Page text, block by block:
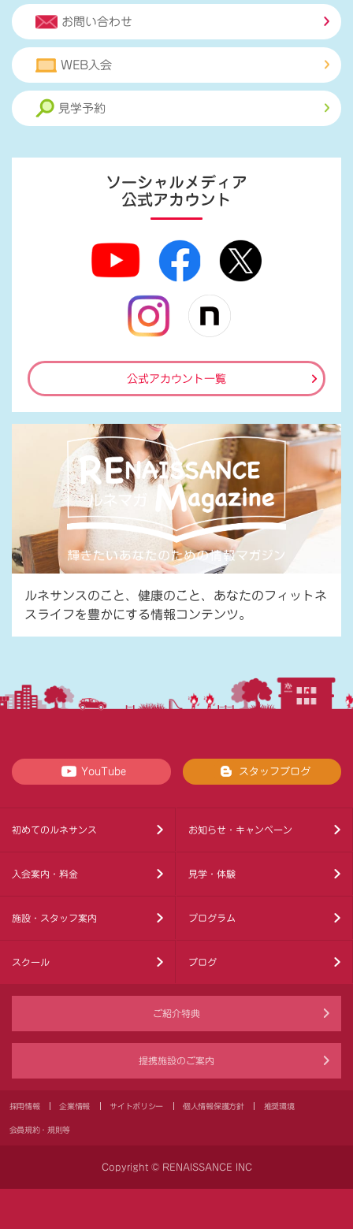
お問い合わせ
WEB入会
見学予約
ソーシャルメディア
公式アカウント
公式アカウント一覧
ルネサンスのこと、健康のこと、あなたのフィットネ
スライフを豊かにする情報コンテンツ。
YouTube スタッフブログ
初めてのルネサンス お知らせ・キャンペーン
入会案内・料金 見学・体験
施設・スタッフ案内 プログラム
スクール ブログ
ご紹介特典
提携施設のご案内
採用情報 企業情報 サイトポリシー 個人情報保護方針 推奨環境
会員規約・規則等
Copyright © RENAISSANCE INC